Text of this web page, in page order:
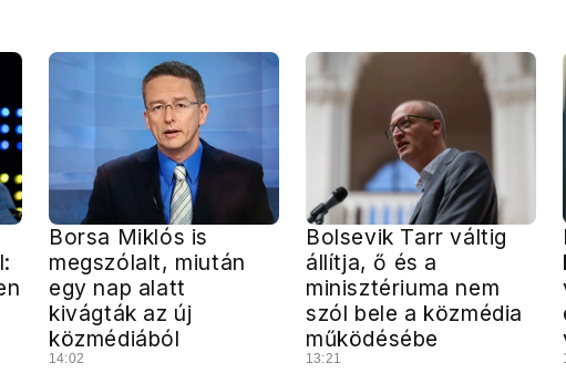
Borsa Miklós is
megszólalt, miután
egy nap alatt
kivágták az új
közmédiából
14:02
Bolsevik Tarr váltig
állítja, ő és a
minisztériuma nem
szól bele a közmédia
működésébe
13:21